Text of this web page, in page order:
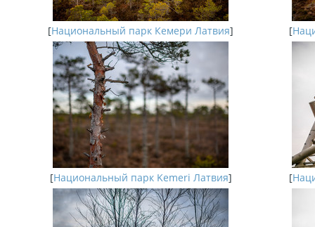
[Национальный парк Кемери Латвия] [
[Национальный парк Kemeri Латвия] [